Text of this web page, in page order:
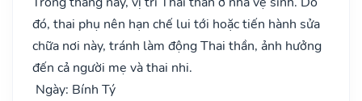
đó, thai phụ nên hạn chế lui tới hoặc tiến hành sửa
chữa nơi này, tránh làm động Thai thần, ảnh hưởng
đến cả người mẹ và thai nhi.
Ngày: Bính Tý